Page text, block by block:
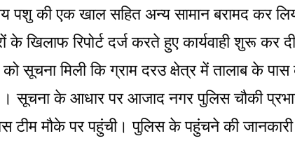
पशु की एक खाल सहित अन्य सामान बरामद कर
के खिलाफ रिपोर्ट दर्ज करते हुए कार्यवाही शुरू कर
सूचना मिली कि ग्राम दरउ क्षेत्र में तालाब के पास
। सूचना के आधार पर आजाद नगर पुलिस चौकी
टीम मौके पर पहुंची। पुलिस के पहुंचने की